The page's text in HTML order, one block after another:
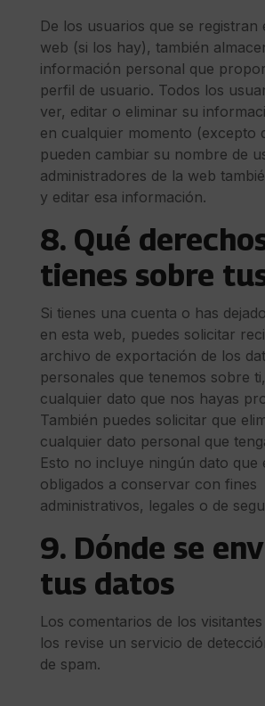
De los usuarios que se registran
web (si los hay), también
información personal que
perfil de usuario. Todos los
ver, editar o eliminar su
en cualquier momento (excepto
pueden cambiar su nombre de
administradores de la web
y editar esa información.
8. Qué
tienes sobre
Si tienes una cuenta o has
en esta web, puedes solicitar
archivo de exportación de los
personales que tenemos sobre
cualquier dato que nos hayas
También puedes solicitar que
cualquier dato personal que
Esto no incluye ningún dato que
obligados a conservar con fines
administrativos, legales o de
9. Dónde se
tus datos
Los comentarios de los
los revise un servicio de
de spam.